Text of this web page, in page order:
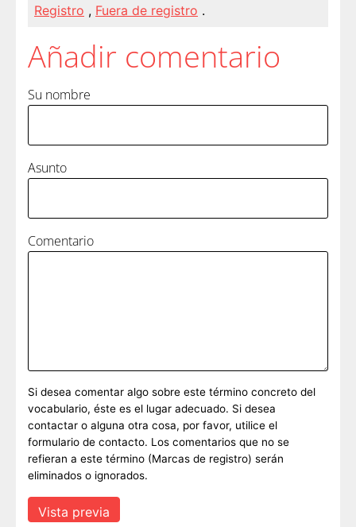
Registro , Fuera de registro .
Añadir comentario
Su nombre
Asunto
Comentario
Si desea comentar algo sobre este término concreto del
vocabulario, éste es el lugar adecuado. Si desea
contactar o alguna otra cosa, por favor, utilice el
formulario de contacto. Los comentarios que no se
refieran a este término (Marcas de registro) serán
eliminados o ignorados.